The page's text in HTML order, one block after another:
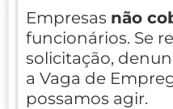
Empresas não
funcionários. Se
solicitação,
a Vaga de
possamos agir.